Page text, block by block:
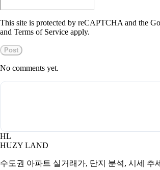
This site is protected by reCAPTCHA and the
and Terms of Service apply.
Post
No comments yet.
HL
HUZY LAND
수도권 아파트 실거래가, 단지 분석, 시세 추